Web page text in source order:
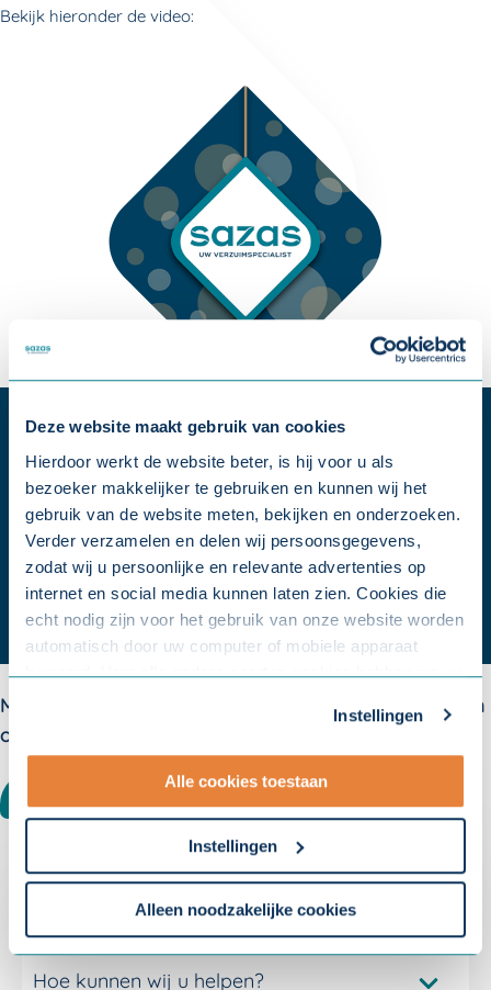
Deze website maakt gebruik van cookies
Hierdoor werkt de website beter, is hij voor u als
bezoeker makkelijker te gebruiken en kunnen wij het
gebruik van de website meten, bekijken en onderzoeken.
Verder verzamelen en delen wij persoonsgegevens,
zodat wij u persoonlijke en relevante advertenties op
internet en social media kunnen laten zien. Cookies die
echt nodig zijn voor het gebruik van onze website worden
automatisch door uw computer of mobiele apparaat
bewaard. Voor alle andere soorten cookies hebben we uw
aanpassen. Met uw toestemming delen wij uw gegevens
met onze10 partners.
- Lees hier onzeprivacyverklaringen onze
Om uw toestemmingsvoorkeur te wijzigen, klikt u op
Instellingen
Alle cookies toestaan
Instellingen
Alleen noodzakelijke cookies
Bekijk hieronder de video:
Video afspelen
Meer weten over verzuim? Meld u aan voor één van
onze nieuwsbrieven:
Over Sazas
Hoe kunnen wij u helpen?